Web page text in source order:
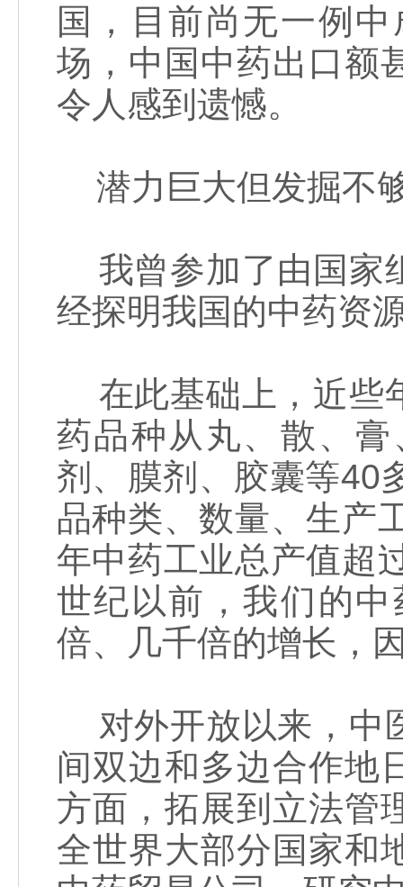
国，目前尚无一例
场，中国中药出口额
令人感到遗憾。
潜力巨大但发掘不
我曾参加了由国家
经探明我国的中药资
在此基础上，近些
药品种从丸、散、
剂、膜剂、胶囊等40
品种类、数量、生产
年中药工业总产值超
世纪以前，我们的
倍、几千倍的增长，
对外开放以来，中
间双边和多边合作地
方面，拓展到立法管
全世界大部分国家和